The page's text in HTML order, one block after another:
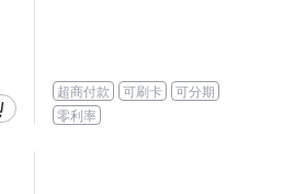
超商付款 可刷卡
可分期
零利率